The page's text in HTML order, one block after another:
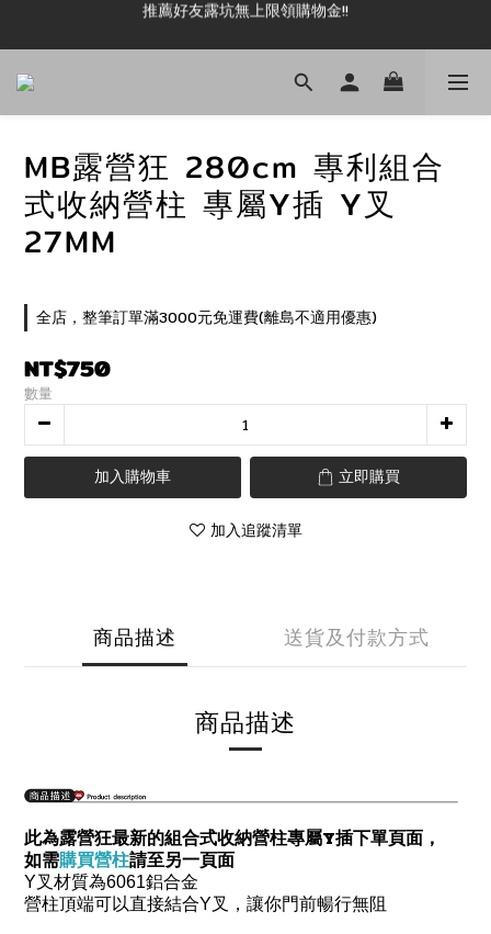
新加入會員即可現領 50元購物金!!
新加入會員即可現領 50元購物金!!
MB露營狂 280cm 專利組合
式收納營柱 專屬Y插 Y叉
27MM
全店，整筆訂單滿3000元免運費(離島不適用優惠)
NT$750
數量
加入購物車 立即購買
加入追蹤清單
商品描述 送貨及付款方式
商品描述
此為露營狂最新的組合式收納營柱專屬Y插下單頁面，
如需購買營柱請至另一頁面
Y叉材質為6061鋁合金
營柱頂端可以直接結合Y叉，讓你門前暢行無阻